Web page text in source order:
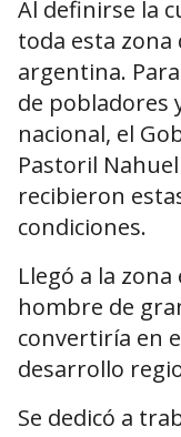
Al definirse la
toda esta
argentina.
de pobladores
nacional, el
Pastoril
recibieron
condiciones.
Llegó a la
hombre de
convertiría en
desarrollo
Se dedicó a